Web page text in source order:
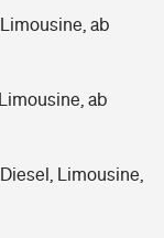
Kids
ab
ab
Limousine,